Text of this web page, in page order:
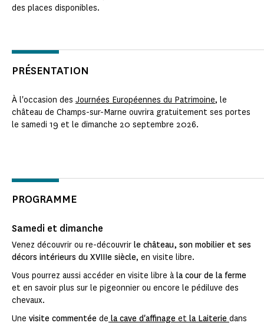
des places disponibles.
PRÉSENTATION
À l'occasion des Journées Européennes du Patrimoine, le
château de Champs-sur-Marne ouvrira gratuitement ses portes
le samedi 19 et le dimanche 20 septembre 2026.
PROGRAMME
Samedi et dimanche
Venez découvrir ou re-découvrir le château, son mobilier et ses
décors intérieurs du XVIIIe siècle, en visite libre.
Vous pourrez aussi accéder en visite libre à la cour de la ferme
et en savoir plus sur le pigeonnier ou encore le pédiluve des
chevaux.
Une visite commentée de la cave d'affinage et la Laiterie dans